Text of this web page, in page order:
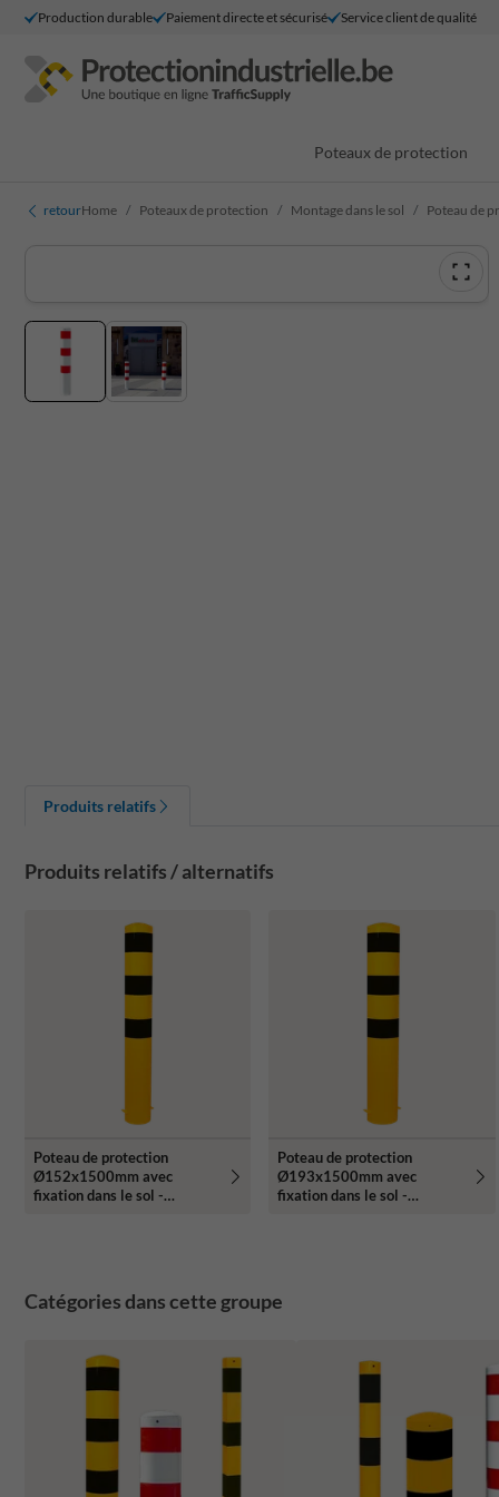
Production durable Paiement directe et sécurisé Service client de qualité
Poteaux de protection
retourHome Poteaux de protection Montage dans le sol Poteau de
Produits relatifs
Produits relatifs / alternatifs
Poteau de protection
Ø152x1500mm avec
fixation dans le sol -
Poteau de protection
Ø193x1500mm avec
fixation dans le sol -
Catégories dans cette groupe